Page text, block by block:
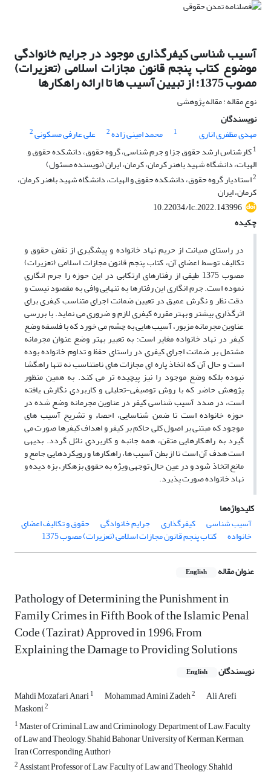
آسیب شناسی کیفرگذاری موجود در جرایم خانوادگی
موضوع کتاب پنجم قانون مجازات اسلامی (تعزیرات)
مصوب 1375؛ از تبیین آسیب ها تا ارائه راهکارها
نوع مقاله : مقاله پژوهشی
نویسندگان
مهدی مظفری اناری
1 محمد امینی زاده2 علی عارفی مسکونی2
1کارشناس ارشد حقوق جزا و جرم شناسی، گروه حقوق، دانشکده حقوق و
الهیات، دانشگاه شهید باهنر کرمان، کرمان، ایران (نویسنده مسئول)
2استادیار گروه حقوق، دانشکده حقوق و الهیات، دانشگاه شهید باهنر کرمان،
کرمان، ایران
10.22034/lc.2022.143996
چکیده
در راستای صیانت از حریم نهاد خانواده و پیشگیری از نقض حقوق و
تکالیف توسط اعضای آن، کتاب پنجم قانون مجازات اسلامی (تعزیرات)
مصوب 1375 طیفی از رفتارهای ارتکابی در این حوزه را جرم انگاری
نموده است. جرم انگاری این رفتارها به تنهایی وافی به مقصود نیست و
دقت نظر و نگرش عمیق در تعیین ضمانت اجرای متناسب کیفری برای
اثرگذاری بیشتر و بهتر مقرره کیفری لازم و ضروری می نماید. با بررسی
عناوین مجرمانه مزبور، آسیب هایی به چشم می خورد که با فلسفه وضع
کیفر در نهاد خانواده مغایر است؛ به تعبیر بهتر وضع عنوان مجرمانه
مشتمل بر ضمانت اجرای کیفری در راستای حفظ و تداوم خانواده بوده
است و حال آن که اتخاذ پاره ای مجازات های نامتناسب نه تنها راهگشا
نبوده بلکه وضع موجود را نیز پیچیده تر می کند. به همین منظور
پژوهش حاضر که با روش توصیفی-تحلیلی و کاربردی نگارش یافته
است، در صدد آسیب شناسی کیفر در عناوین مجرمانه وضع شده در
حوزه خانواده است تا ضمن شناسایی، احصاء و تشریح آسیب های
موجود که مبتنی بر اصول کلی حاکم بر کیفر و اهداف کیفرها صورت می
گیرد به راهکارهایی متقن، همه جانبه و کاربردی نائل گردد. بدیهی
است هدف آن است تا از بطن آسیب ها، راهکارها و رویکردهایی جامع و
مانع اتخاذ شود و در عین حال توجهی ویژه به حقوق بزهکار، بزه دیده و
نهاد خانواده صورت پذیرد.
کلیدواژه‌ها
آسیب شناسی
کیفرگذاری جرایم خانوادگی حقوق و تکالیف اعضای
خانواده کتاب پنجم قانون مجازات اسلامی (تعزیرات) مصوب 1375
عنوان مقاله English
Pathology of Determining the Punishment in
Family Crimes in Fifth Book of the Islamic Penal
Code (Tazirat) Approved in 1996; From
Explaining the Damage to Providing Solutions
نویسندگان English
Mahdi Mozafari Anari1 Mohammad Amini Zadeh2 Ali Arefi
Maskoni2
1Master of Criminal Law and Criminology, Department of Law, Faculty
of Law and Theology, Shahid Bahonar University of Kerman, Kerman,
Iran (Corresponding Author)
2Assistant Professor of Law, Faculty of Law and Theology, Shahid